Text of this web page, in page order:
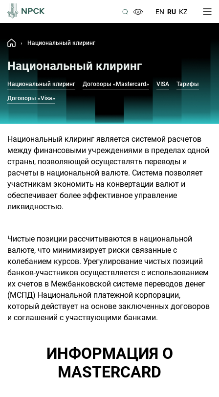
EN RU KZ
› Национальный клиринг
Национальный клиринг
Национальный клиринг Договоры «Mastercard» VISA Тарифы
Договоры «Visa»
Национальный клиринг является системой расчетов
между финансовыми учреждениями в пределах одной
страны, позволяющей осуществлять переводы и
расчеты в национальной валюте. Система позволяет
участникам экономить на конвертации валют и
обеспечивает более эффективное управление
ликвидностью.
Чистые позиции рассчитываются в национальной
валюте, что минимизирует риски связанные с
колебанием курсов. Урегулирование чистых позиций
банков-участников осуществляется с использованием
их счетов в Межбанковской системе переводов денег
(МСПД) Национальной платежной корпорации,
который действует на основе заключенных договоров
и соглашений с участвующими банками.
ИНФОРМАЦИЯ О
MASTERCARD